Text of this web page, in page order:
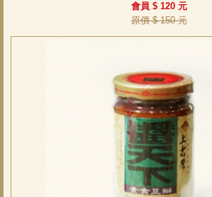
會員 $ 120 元
原價 $ 150 元